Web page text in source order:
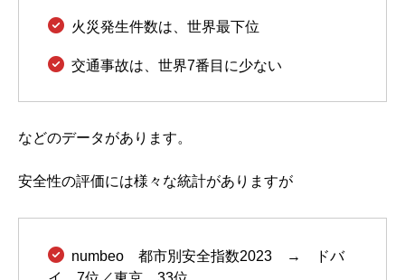
火災発生件数は、世界最下位
交通事故は、世界7番目に少ない
などのデータがあります。
安全性の評価には様々な統計がありますが
numbeo 都市別安全指数2023 → ドバ